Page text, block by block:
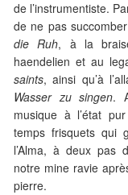
de l’instrumentiste.
de ne pas
die Ruh, à la
haendelien et au
saints, ainsi qu’à
Wasser zu singen.
musique à l’état
temps frisquets qui
l’Alma, à deux pas
notre mine ravie
pierre.